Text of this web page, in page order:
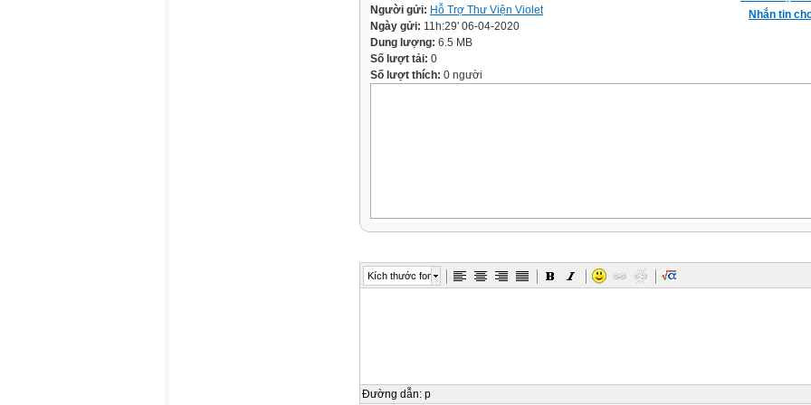
Nhắn tin
Người gửi: Hỗ Trợ Thư Viện Violet
Ngày gửi: 11h:29' 06-04-2020
Dung lượng: 6.5 MB
Số lượt tải: 0
Số lượt thích: 0 người
Kích thước font
Đường dẫn: p